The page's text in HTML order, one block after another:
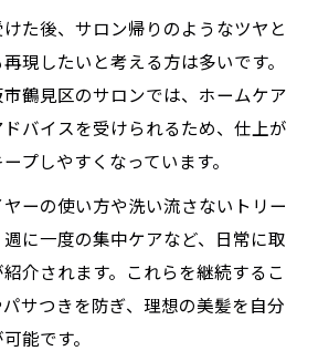
た後、サロン帰りのようなツヤと
現したいと考える方は多いです。
鶴見区のサロンでは、ホームケア
バイスを受けられるため、仕上が
プしやすくなっています。
ーの使い方や洗い流さないトリー
週に一度の集中ケアなど、日常に取
介されます。これらを継続するこ
サつきを防ぎ、理想の美髪を自分
能です。